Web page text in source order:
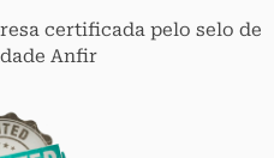
certificada pelo selo de
Anfir